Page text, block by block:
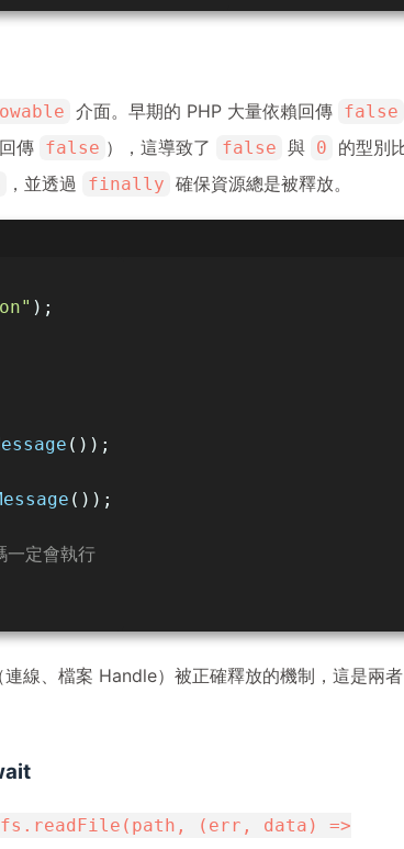
介面。早期的 PHP 大量依賴回傳 false
傳 false ），這導致了 false 與 0
的型別
，並透過 finally 確保資源總是被釋放。
);
());
());
定會執行
連線、檔案 Handle）被正確釋放的機制，這是兩
fs.readFile(path, (err, data) =>